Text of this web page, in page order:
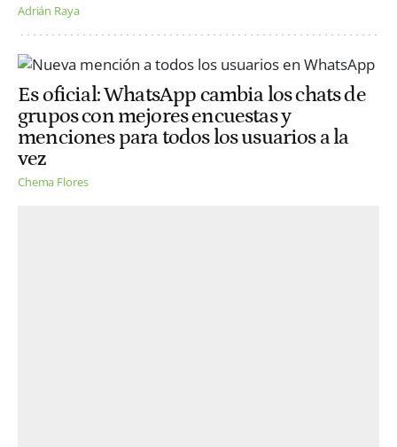
Adrián Raya
Es oficial: WhatsApp cambia los chats de
grupos con mejores encuestas y
menciones para todos los usuarios a la
vez
Chema Flores